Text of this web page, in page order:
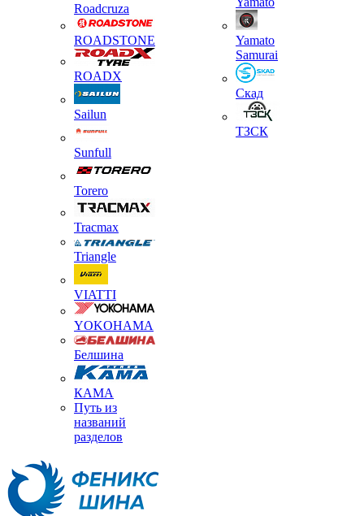
Roadcruza
ROADSTONE
ROADX
Sailun
Sunfull
Torero
Tracmax
Triangle
VIATTI
YOKOHAMA
Белшина
КАМА
Путь из
названий
разделов
Yamato
Samurai
Скад
ТЗСК